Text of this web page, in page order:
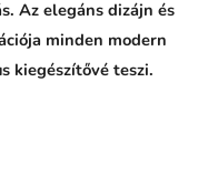
Az elegáns dizájn és
minden modern
kiegészítővé teszi.